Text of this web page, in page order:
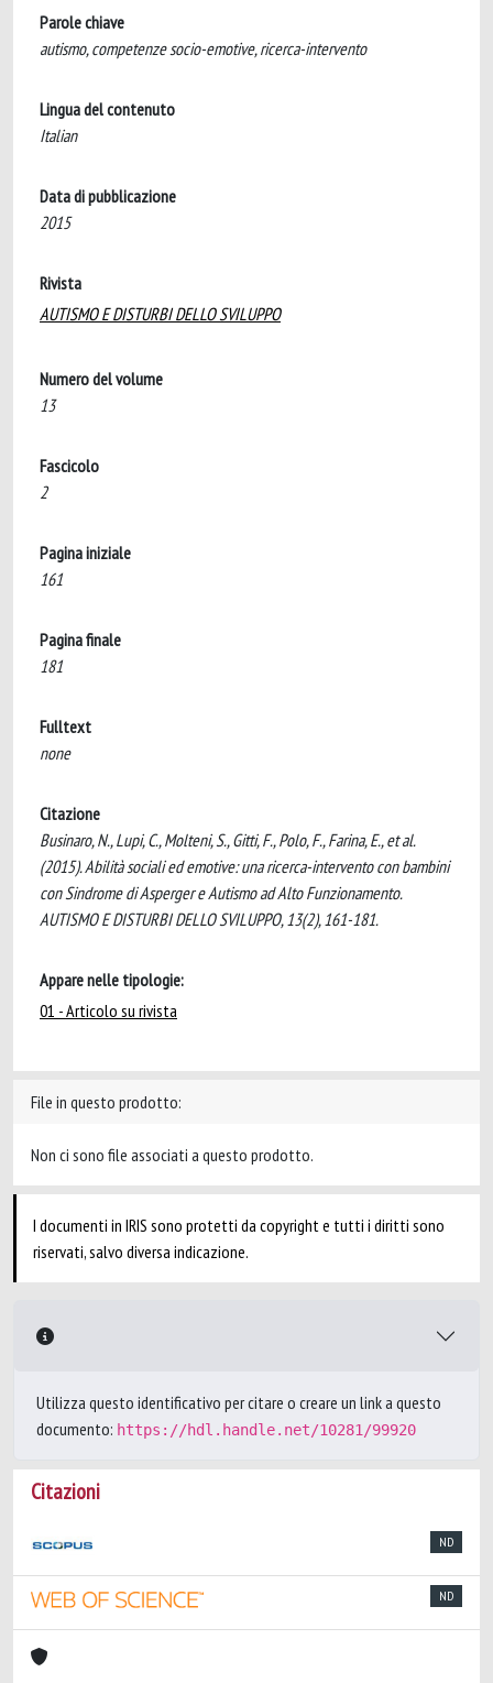
Parole chiave
autismo, competenze socio-emotive, ricerca-intervento
Lingua del contenuto
Italian
Data di pubblicazione
2015
Rivista
AUTISMO E DISTURBI DELLO SVILUPPO
Numero del volume
13
Fascicolo
2
Pagina iniziale
161
Pagina finale
181
Fulltext
none
Citazione
Businaro, N., Lupi, C., Molteni, S., Gitti, F., Polo, F., Farina, E., et al.
(2015). Abilità sociali ed emotive: una ricerca-intervento con bambini
con Sindrome di Asperger e Autismo ad Alto Funzionamento.
AUTISMO E DISTURBI DELLO SVILUPPO, 13(2), 161-181.
Appare nelle tipologie:
01 - Articolo su rivista
File in questo prodotto:
Non ci sono file associati a questo prodotto.
I documenti in IRIS sono protetti da copyright e tutti i diritti sono
riservati, salvo diversa indicazione.
Utilizza questo identificativo per citare o creare un link a questo
documento: https://hdl.handle.net/10281/99920
Citazioni
ND
ND